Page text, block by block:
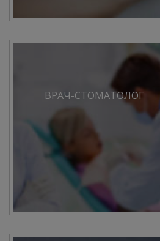
ВРАЧ-СТОМАТОЛОГ